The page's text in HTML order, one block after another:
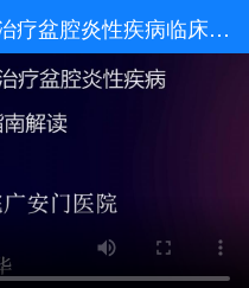
中药单用辅助抗生素治疗盆腔炎性疾病临床实践指南解读